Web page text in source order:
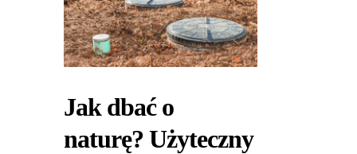
Jak dbać o
naturę? Użyteczny